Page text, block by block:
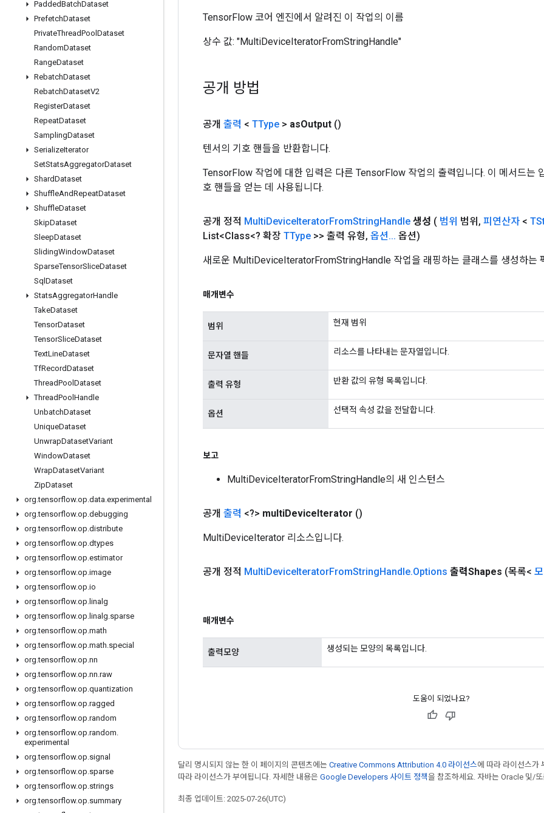
PaddedBatchDataset
PrefetchDataset
PrivateThreadPool Dataset
RandomDataset
RangeDataset
RebatchDataset
RebatchDatasetV2
RegisterDataset
RepeatDataset
SamplingDataset
SerializeIterator
SetStatsAggregatorDataset
ShardDataset
ShuffleAndRepeatDataset
ShuffleDataset
SkipDataset
SleepDataset
SlidingWindowDataset
SparseTensorSliceDataset
Sql Dataset
StatsAggregatorHandle
TakeDataset
TensorDataset
TensorSliceDataset
TextLineDataset
TfRecordDataset
ThreadPool Dataset
ThreadPool Handle
UnbatchDataset
UniqueDataset
UnwrapDatasetVariant
WindowDataset
WrapDatasetVariant
ZipDataset
org.tensorflow.op.data.experimental
org.tensorflow.op.debugging
org.tensorflow.op.distribute
org.tensorflow.op.dtypes
org.tensorflow.op.estimator
org.tensorflow.op.image
org.tensorflow.op.io
org.tensorflow.op. linalg
org.tensorflow.op. linalg.sparse
org.tensorflow.op.math
org.tensorflow.op.math.special
org.tensorflow.op.nn
org.tensorflow.op.nn.raw
org.tensorflow.op.quantization
org.tensorflow.op.ragged
org.tensorflow.op.random
org.tensorflow.op.random.
experimental
org.tensorflow.op.signal
org.tensorflow.op.sparse
org.tensorflow.op.strings
org.tensorflow.op.summary
TensorFlow 코어 엔진에서 알려진 이 작업의 이름
상수 값: "MultiDeviceIteratorFromStringHandle"
공개 방법
공개 출력 < TType > asOutput ()
텐서의 기호 핸들을 반환합니다.
TensorFlow 작업에 대한 입력은 다른 TensorFlow 작업의 출력입니다. 이 메서드는
호 핸들을 얻는 데 사용됩니다.
공개 정적 MultiDeviceIteratorFromStringHandle 생성 ( 범위 범위 , 피연산자 <
List<Class<? 확장 TType >> 출력 유형, 옵션... 옵션)
새로운 MultiDeviceIteratorFromStringHandle 작업을 래핑하는 클래스를 생성하는
매개변수
범위 현재 범위
문자열 핸들 리소스를 나타내는 문자열입니다.
출력 유형 반환 값의 유형 목록입니다.
옵션 선택적 속성 값을 전달합니다.
보고
MultiDeviceIteratorFromStringHandle의 새 인스턴스
공개 출력 <?> multiDeviceIterator ()
MultiDeviceIterator 리소스입니다.
공개 정적 MultiDeviceIteratorFromStringHandle.Options 출력Shapes (목록<
매개변수
출력모양 생성되는 모양의 목록입니다.
도움이 되었나요?
달리 명시되지 않는 한 이 페이지의 콘텐츠에는 Creative Commons Attribution 4.0 라이선스에 따라 라이선스가
따라 라이선스가 부여됩니다. 자세한 내용은 Google Developers 사이트 정책을 참조하세요. 자바는 Oracle 및/
최종 업데이트: 2025-07-26(UTC)